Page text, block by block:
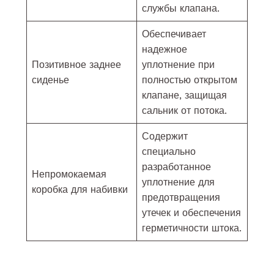
службы клапана.
Позитивное заднее
сиденье
Обеспечивает
надежное
уплотнение при
полностью открытом
клапане, защищая
сальник от потока.
Непромокаемая
коробка для набивки
Содержит
специально
разработанное
уплотнение для
предотвращения
утечек и обеспечения
герметичности штока.